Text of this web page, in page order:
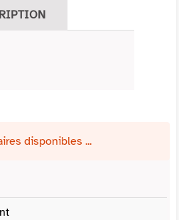
disponibles ...